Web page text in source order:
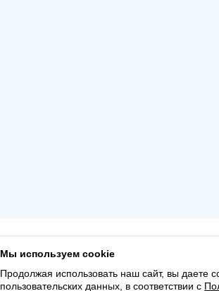
Мы используем cookie
Продолжая использовать наш сайт, вы даете
пользовательских данных, в соответствии с